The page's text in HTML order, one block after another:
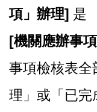
項」辦理] 是
[機關應辦事
事項檢核表全
理」或「已完